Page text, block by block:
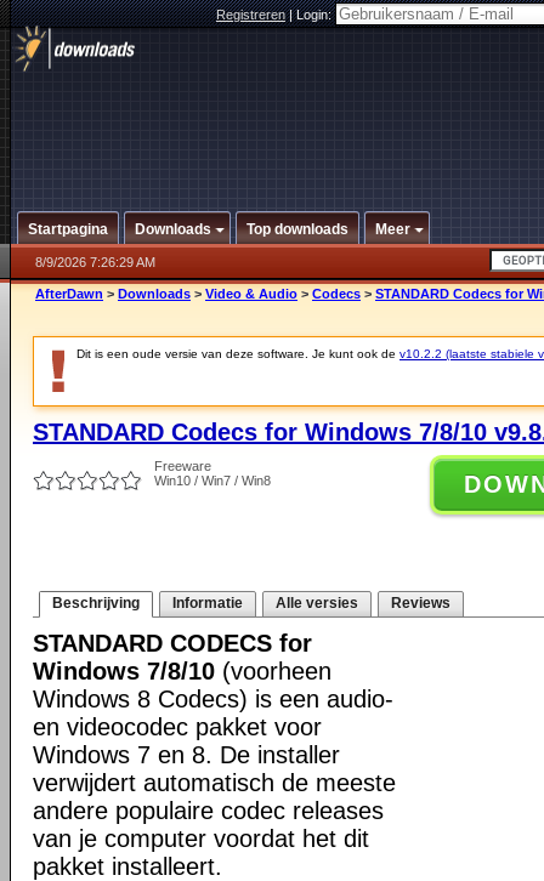
Registreren|Login:
Startpagina Downloads Top downloads Meer
8/9/2026 7:26:29 AM
AfterDawn > Downloads > Video & Audio > Codecs > STANDARD Codecs for
Dit is een oude versie van deze software. Je kunt ook de v10.2.2 (laatste stabiele
STANDARD Codecs for Windows 7/8/10
Freeware
Win10 / Win7 / Win8
Beschrijving Informatie Alle versies Reviews
STANDARD CODECS for
Windows 7/8/10 (voorheen
Windows 8 Codecs) is een audio-
en videocodec pakket voor
Windows 7 en 8. De installer
verwijdert automatisch de meeste
andere populaire codec releases
van je computer voordat het dit
pakket installeert.